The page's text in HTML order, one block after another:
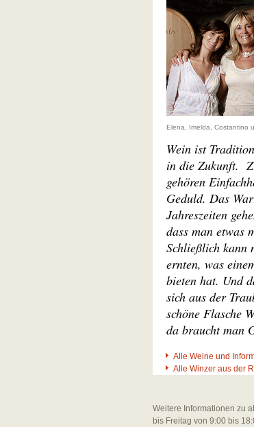
Elena, Imelda, Costantino
Wein ist
in die Zukunft.
gehören
Geduld. Das
Jahreszeiten
dass man etwas
Schließlich kann
ernten, was
bieten hat. Und
sich aus der
schöne Flasche
da braucht man
Alle Weine und
Alle Winzer aus der
Weitere Informationen zu
bis Freitag von 9:00 bis